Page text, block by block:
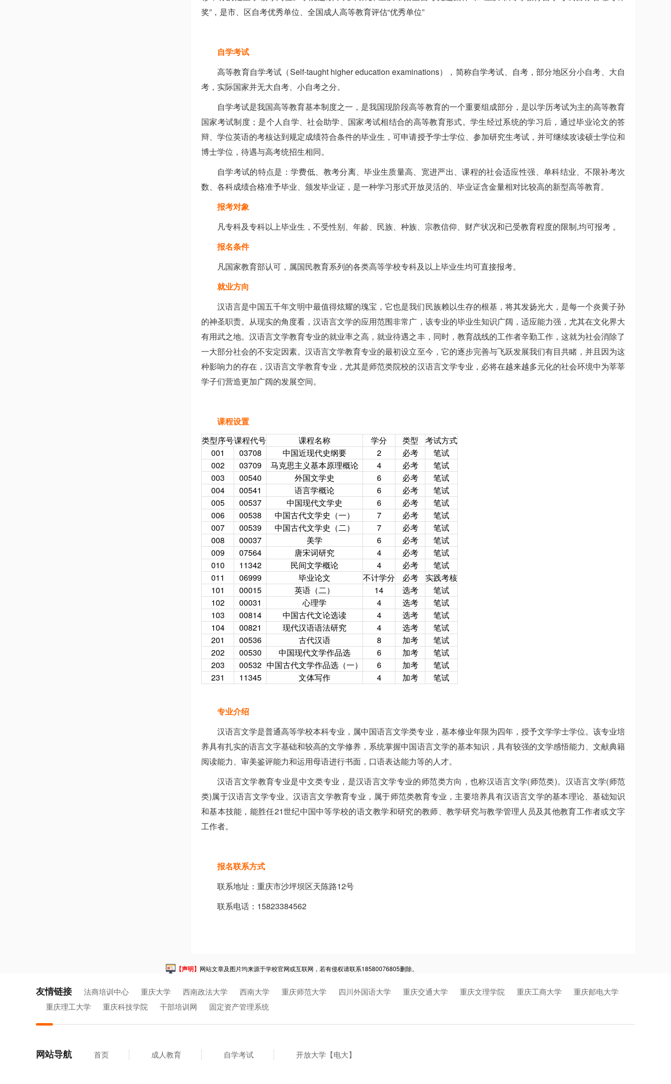
奖”，是市、区自考优秀单位、全国成人高等教育评估“优秀单位”
自学考试
高等教育自学考试（Self-taught higher education examinations），简称自学考试、自考，部分地区分小自考、大自
考，实际国家并无大自考、小自考之分。
自学考试是我国高等教育基本制度之一，是我国现阶段高等教育的一个重要组成部分，是以学历考试为主的高等教育
国家考试制度；是个人自学、社会助学、国家考试相结合的高等教育形式。学生经过系统的学习后，通过毕业论文的答
辩、学位英语的考核达到规定成绩符合条件的毕业生，可申请授予学士学位、参加研究生考试，并可继续攻读硕士学位和
博士学位，待遇与高考统招生相同。
自学考试的特点是：学费低、教考分离、毕业生质量高、宽进严出、课程的社会适应性强、单科结业、不限补考次
数、各科成绩合格准予毕业、颁发毕业证，是一种学习形式开放灵活的、毕业证含金量相对比较高的新型高等教育。
报考对象
凡专科及专科以上毕业生，不受性别、年龄、民族、种族、宗教信仰、财产状况和已受教育程度的限制,均可报考 。
报名条件
凡国家教育部认可，属国民教育系列的各类高等学校专科及以上毕业生均可直接报考。
就业方向
汉语言是中国五千年文明中最值得炫耀的瑰宝，它也是我们民族赖以生存的根基，将其发扬光大，是每一个炎黄子孙
的神圣职责。从现实的角度看，汉语言文学的应用范围非常广，该专业的毕业生知识广阔，适应能力强，尤其在文化界大
有用武之地。汉语言文学教育专业的就业率之高，就业待遇之丰，同时，教育战线的工作者辛勤工作，这就为社会消除了
一大部分社会的不安定因素。汉语言文学教育专业的最初设立至今，它的逐步完善与飞跃发展我们有目共睹，并且因为这
种影响力的存在，汉语言文学教育专业，尤其是师范类院校的汉语言文学专业，必将在越来越多元化的社会环境中为莘莘
学子们营造更加广阔的发展空间。
课程设置
类型序号课程代号 课程名称 学分 类型
考试方式
001
03708 中国近现代史纲要 2 必考
笔试
002
03709 马克思主义基本原理概论 4 必考
笔试
003
00540 外国文学史 6 必考
笔试
004
00541 语言学概论 6 必考
笔试
005
00537 中国现代文学史 6 必考
笔试
006
00538 中国古代文学史（一） 7 必考
笔试
007
00539 中国古代文学史（二） 7 必考
笔试
008
00037 美学 6 必考
笔试
009
07564 唐宋词研究 4 必考
笔试
010
11342 民间文学概论 4 必考
笔试
011
06999 毕业论文 不计学分 必考
实践考核
101
00015 英语（二） 14 选考
笔试
102
00031 心理学 4 选考
笔试
103
00814 中国古代文论选读 4 选考
笔试
104
00821 现代汉语语法研究 4 选考
笔试
201
00536 古代汉语 8 加考
笔试
202
00530 中国现代文学作品选 6 加考
笔试
203
00532 中国古代文学作品选（一） 6 加考
笔试
231
11345 文体写作 4 加考 笔试
专业介绍
汉语言文学是普通高等学校本科专业，属中国语言文学类专业，基本修业年限为四年，授予文学学士学位。该专业培
养具有扎实的语言文字基础和较高的文学修养，系统掌握中国语言文学的基本知识，具有较强的文学感悟能力、文献典籍
阅读能力、审美鉴评能力和运用母语进行书面，口语表达能力等的人才。
汉语言文学教育专业是中文类专业，是汉语言文学专业的师范类方向，也称汉语言文学(师范类)。汉语言文学(师范
类)属于汉语言文学专业。汉语言文学教育专业，属于师范类教育专业，主要培养具有汉语言文学的基本理论、基础知识
和基本技能，能胜任21世纪中国中等学校的语文教学和研究的教师、教学研究与教学管理人员及其他教育工作者或文字
工作者。
报名联系方式
联系地址：重庆市沙坪坝区天陈路12号
联系电话：15823384562
【声明】 网站文章及图片均来源于学校官网或互联网，若有侵权请联系18580076805删除。
友情链接 法商培训中心 重庆大学 西南政法大学 西南大学 重庆师范大学 四川外国语大学 重庆交通大学 重庆文理学院 重庆工商大学
重庆邮电大学
重庆理工大学
重庆科技学院 干部培训网 固定资产管理系统
网站导航 首页 成人教育 自学考试 开放大学【电大】